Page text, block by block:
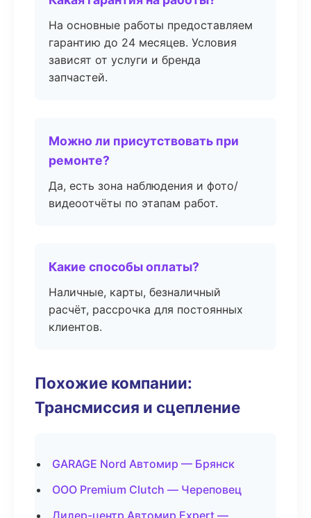
На основные работы предоставляем
гарантию до 24 месяцев. Условия
зависят от услуги и бренда
запчастей.
Можно ли присутствовать при
ремонте?
Да, есть зона наблюдения и фото/
видеоотчёты по этапам работ.
Какие способы оплаты?
Наличные, карты, безналичный
расчёт, рассрочка для постоянных
клиентов.
Похожие компании:
Трансмиссия и сцепление
GARAGE Nord Автомир — Брянск
ООО Premium Clutch — Череповец
Дилер-центр Автомир Expert —